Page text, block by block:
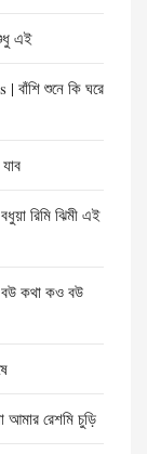
এই
শুনে কি ঘরে
রিমি ঝিমী এই
কথা কও বউ
রেশমি চুড়ি